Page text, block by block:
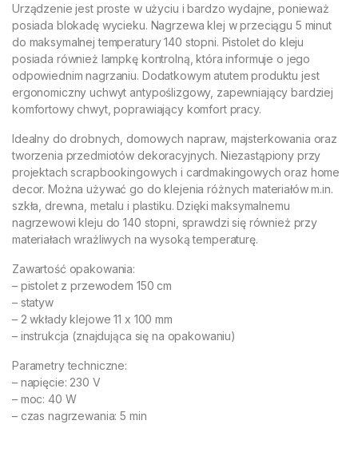
Urządzenie jest proste w użyciu i bardzo wydajne, ponieważ
posiada blokadę wycieku. Nagrzewa klej w przeciągu 5 minut
do maksymalnej temperatury 140 stopni. Pistolet do kleju
posiada również lampkę kontrolną, która informuje o jego
odpowiednim nagrzaniu. Dodatkowym atutem produktu jest
ergonomiczny uchwyt antypoślizgowy, zapewniający bardziej
komfortowy chwyt, poprawiający komfort pracy.
Idealny do drobnych, domowych napraw, majsterkowania oraz
tworzenia przedmiotów dekoracyjnych. Niezastąpiony przy
projektach scrapbookingowych i cardmakingowych oraz home
decor. Można używać go do klejenia różnych materiałów m.in.
szkła, drewna, metalu i plastiku. Dzięki maksymalnemu
nagrzewowi kleju do 140 stopni, sprawdzi się również przy
materiałach wrażliwych na wysoką temperaturę.
Zawartość opakowania:
– pistolet z przewodem 150 cm
– statyw
– 2 wkłady klejowe 11 x 100 mm
– instrukcja (znajdująca się na opakowaniu)
Parametry techniczne:
– napięcie: 230 V
– moc: 40 W
– czas nagrzewania: 5 min